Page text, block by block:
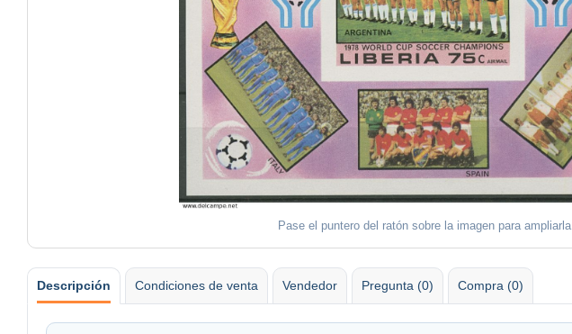
Pase el puntero del ratón sobre la imagen para ampliarla
Descripción Condiciones de venta Vendedor Pregunta (0) Compra (0)